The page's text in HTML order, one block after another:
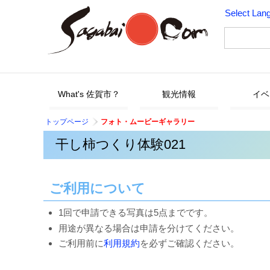
Select
What's 佐賀市？ 観光情報 イ
トップページ フォト・ムービーギャラリー
干し柿つくり体験021
ご利用について
1回で申請できる写真は5点までです。
用途が異なる場合は申請を分けてください。
ご利用前に利用規約を必ずご確認ください。